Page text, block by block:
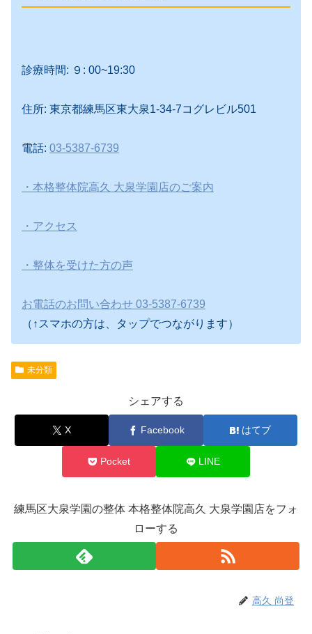
診療時間: ９: 00~19:30
住所: 東京都練馬区東大泉1-34-7コグレビル501
電話: 03-5387-6739
・本格整体院高久 大泉学園店のご案内
・アクセス
・整体を受けた方の声
お電話のお問い合わせ 03-5387-6739
（↑スマホの方は、タップでつながります）
未分類
シェアする
X Facebook はてブ
Pocket LINE
練馬区大泉学園の整体 本格整体院高久 大泉学園店をフォ
ローする
高久 尚登